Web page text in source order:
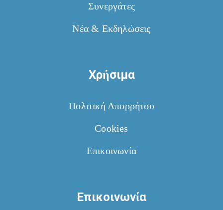
Συνεργάτες
Νέα & Εκδηλώσεις
Χρήσιμα
Πολιτική Απορρήτου
Cookies
Επικοινωνία
Επικοινωνία